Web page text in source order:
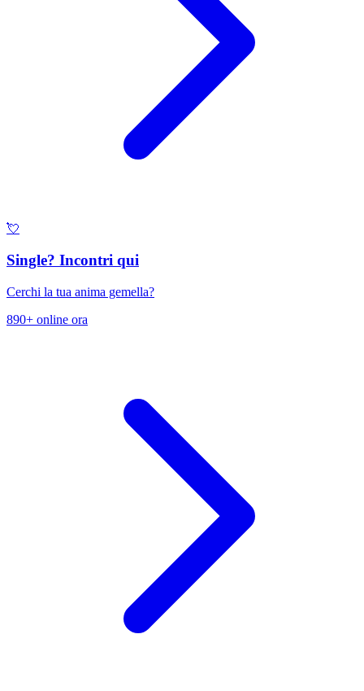
💘
Single? Incontri qui
Cerchi la tua anima gemella?
890+ online ora